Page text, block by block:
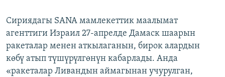
Сириядагы SANA мамлекеттик маалымат
агенттиги Израил 27-апрелде Дамаск шаарын
ракеталар менен аткылаганын, бирок алардын
көбү атып түшүрүлгөнүн кабарлады. Анда
«ракеталар Ливандын аймагынан учурулган,